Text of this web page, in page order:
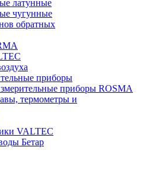
латунные
чугунные
обратных
приборы
приборы ROSMA
термометры и
VALTEC
Бетар